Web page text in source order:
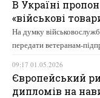
В Україні
«військові
На думку
передати ветеранам-
09:17 01.05.2026
Європейський
дипломів на